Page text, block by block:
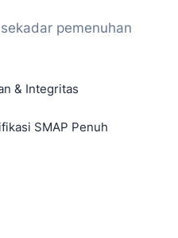
pemenuhan
& Integritas
SMAP Penuh